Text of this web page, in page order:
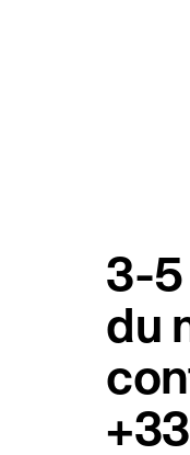
3-5
du
+33